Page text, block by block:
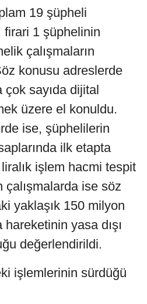
19 şüpheli
firari 1 şüphelinin
çalışmaların
konusu adreslerde
çok sayıda dijital
üzere el konuldu.
ise, şüphelilerin
ilk etapta
işlem hacmi tespit
ise söz
yaklaşık 150 milyon
hareketinin yasa dışı
değerlendirildi.
işlemlerinin sürdüğü